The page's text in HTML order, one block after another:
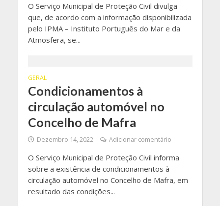
O Serviço Municipal de Proteção Civil divulga
que, de acordo com a informação disponibilizada
pelo IPMA – Instituto Português do Mar e da
Atmosfera, se...
GERAL
Condicionamentos à
circulação automóvel no
Concelho de Mafra
Dezembro 14, 2022 Adicionar comentário
O Serviço Municipal de Proteção Civil informa
sobre a existência de condicionamentos à
circulação automóvel no Concelho de Mafra, em
resultado das condições...